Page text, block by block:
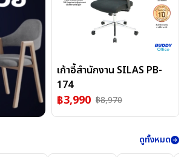
เก้าอี้สำนักงาน SILAS PB-
174
฿3,990 ฿8,970
ดูทั้งหมด